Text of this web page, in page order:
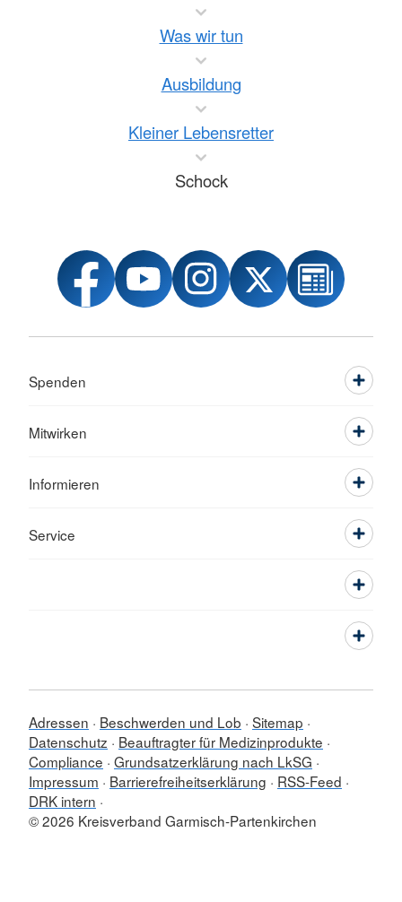
Was wir tun
Ausbildung
Kleiner Lebensretter
Schock
Spenden
Mitwirken
Informieren
Service
Adressen Beschwerden und Lob Sitemap
Datenschutz
Beauftragter für Medizinprodukte
Compliance Grundsatzerklärung nach LkSG
Impressum
Barrierefreiheitserklärung
RSS-Feed
DRK intern
© 2026 Kreisverband Garmisch-Partenkirchen